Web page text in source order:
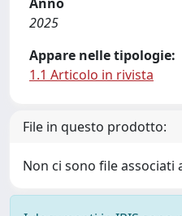
2025
Appare nelle tipologie:
1.1 Articolo in rivista
File in questo prodotto:
Non ci sono file